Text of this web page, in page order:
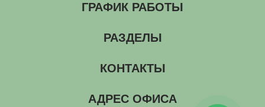
ГРАФИК РАБОТЫ
РАЗДЕЛЫ
КОНТАКТЫ
АДРЕС ОФИСА